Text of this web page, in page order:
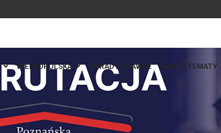
WIELKOPOLSKA PORADY PRAWNE WASZE TEMATY